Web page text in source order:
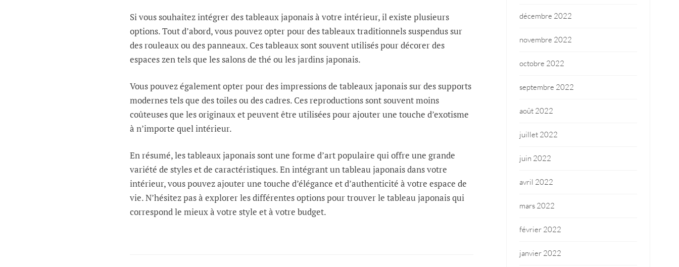
Si vous souhaitez intégrer des tableaux japonais à votre intérieur, il existe plusieurs
options. Tout d’abord, vous pouvez opter pour des tableaux traditionnels suspendus sur
des rouleaux ou des panneaux. Ces tableaux sont souvent utilisés pour décorer des
espaces zen tels que les salons de thé ou les jardins japonais.
Vous pouvez également opter pour des impressions de tableaux japonais sur des supports
modernes tels que des toiles ou des cadres. Ces reproductions sont souvent moins
coûteuses que les originaux et peuvent être utilisées pour ajouter une touche d’exotisme
à n’importe quel intérieur.
En résumé, les tableaux japonais sont une forme d’art populaire qui offre une grande
variété de styles et de caractéristiques. En intégrant un tableau japonais dans votre
intérieur, vous pouvez ajouter une touche d’élégance et d’authenticité à votre espace de
vie. N’hésitez pas à explorer les différentes options pour trouver le tableau japonais qui
correspond le mieux à votre style et à votre budget.
décembre 2022
novembre 2022
octobre 2022
septembre 2022
août 2022
juillet 2022
juin 2022
avril 2022
mars 2022
février 2022
janvier 2022